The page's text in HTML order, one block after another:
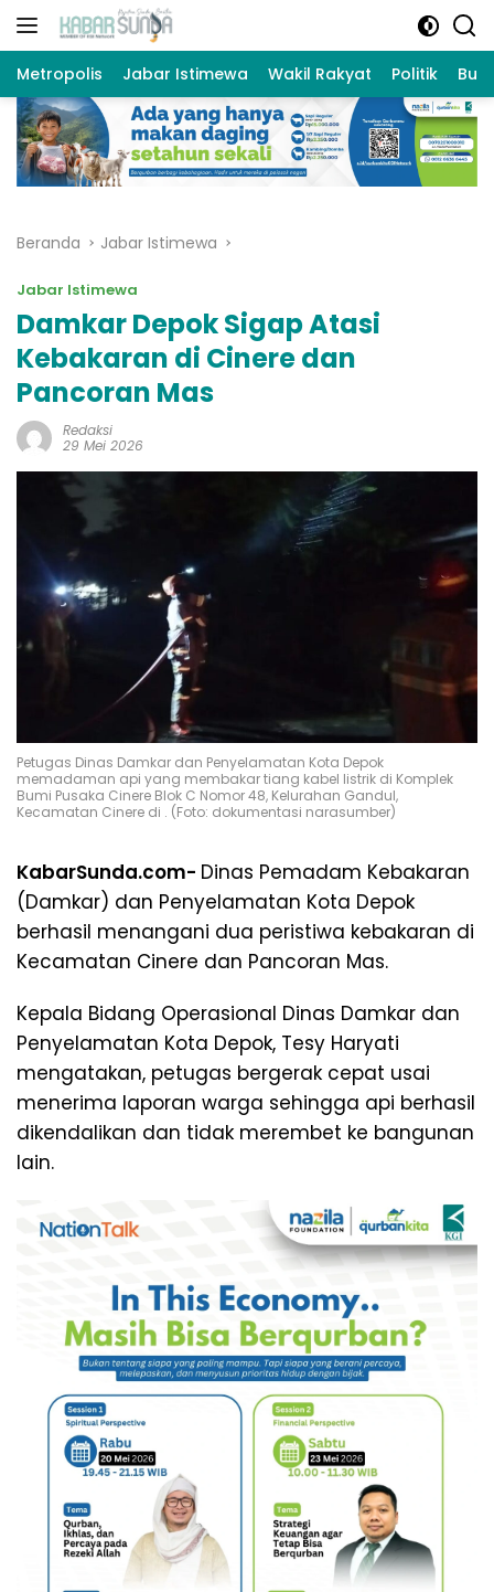
Langsung
Metropolis Jabar Istimewa Wakil Rakyat Politik
Beranda Jabar Istimewa
Jabar Istimewa
Damkar Depok Sigap Atasi
Kebakaran di Cinere dan
Pancoran Mas
Redaksi
29 Mei 2026
Petugas Dinas Damkar dan Penyelamatan Kota Depok
memadaman api yang membakar tiang kabel listrik di Komplek
Bumi Pusaka Cinere Blok C Nomor 48, Kelurahan Gandul,
Kecamatan Cinere di . (Foto: dokumentasi narasumber)
KabarSunda.com- Dinas Pemadam Kebakaran
(Damkar) dan Penyelamatan Kota Depok
berhasil menangani dua peristiwa kebakaran di
Kecamatan Cinere dan Pancoran Mas.
Kepala Bidang Operasional Dinas Damkar dan
Penyelamatan Kota Depok, Tesy Haryati
mengatakan, petugas bergerak cepat usai
menerima laporan warga sehingga api berhasil
dikendalikan dan tidak merembet ke bangunan
lain.